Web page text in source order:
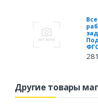
Другие товары